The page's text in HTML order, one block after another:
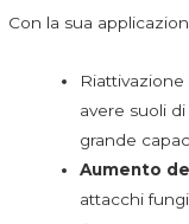
Con la sua
Riattivazione
avere suoli
grande
Aumento
attacchi